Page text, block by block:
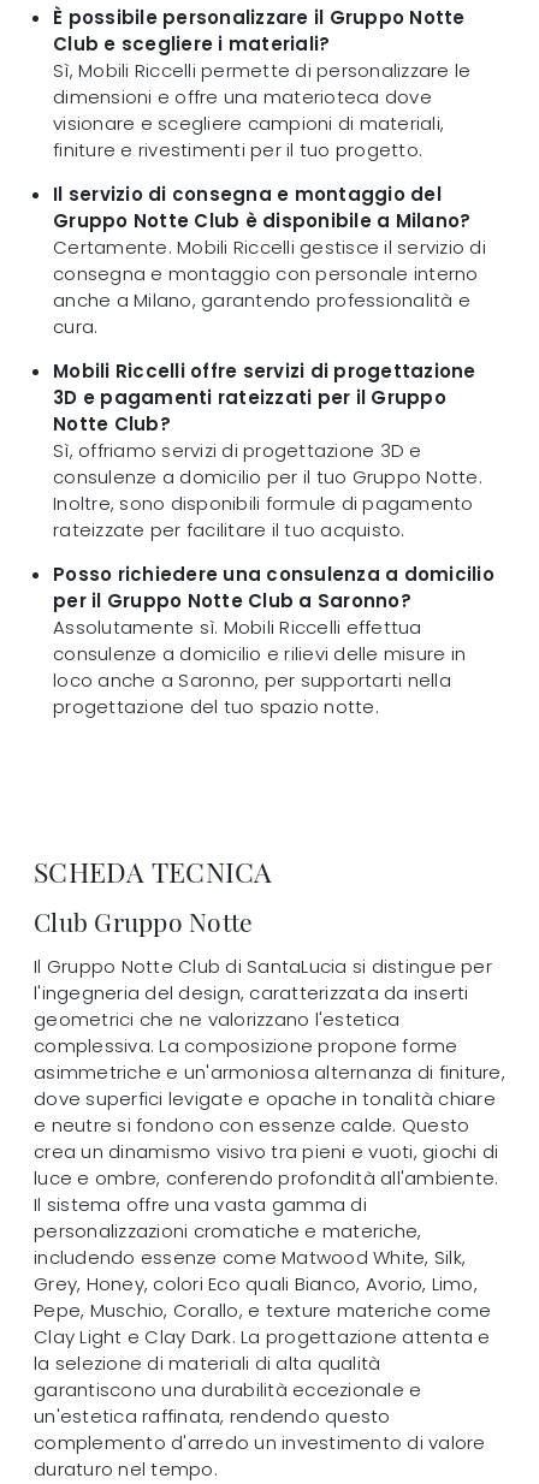
È possibile personalizzare il Gruppo Notte
Club e scegliere i materiali?
Sì, Mobili Riccelli permette di personalizzare le
dimensioni e offre una materioteca dove
visionare e scegliere campioni di materiali,
finiture e rivestimenti per il tuo progetto.
Il servizio di consegna e montaggio del
Gruppo Notte Club è disponibile a Milano?
Certamente. Mobili Riccelli gestisce il servizio di
consegna e montaggio con personale interno
anche a Milano, garantendo professionalità e
cura.
Mobili Riccelli offre servizi di progettazione
3D e pagamenti rateizzati per il Gruppo
Notte Club?
Sì, offriamo servizi di progettazione 3D e
consulenze a domicilio per il tuo Gruppo Notte.
Inoltre, sono disponibili formule di pagamento
rateizzate per facilitare il tuo acquisto.
Posso richiedere una consulenza a domicilio
per il Gruppo Notte Club a Saronno?
Assolutamente sì. Mobili Riccelli effettua
consulenze a domicilio e rilievi delle misure in
loco anche a Saronno, per supportarti nella
progettazione del tuo spazio notte.
SCHEDA TECNICA
Club Gruppo Notte
Il Gruppo Notte Club di SantaLucia si distingue per
l'ingegneria del design, caratterizzata da inserti
geometrici che ne valorizzano l'estetica
complessiva. La composizione propone forme
asimmetriche e un'armoniosa alternanza di finiture,
dove superfici levigate e opache in tonalità chiare
e neutre si fondono con essenze calde. Questo
crea un dinamismo visivo tra pieni e vuoti, giochi di
luce e ombre, conferendo profondità all'ambiente.
Il sistema offre una vasta gamma di
personalizzazioni cromatiche e materiche,
includendo essenze come Matwood White, Silk,
Grey, Honey, colori Eco quali Bianco, Avorio, Limo,
Pepe, Muschio, Corallo, e texture materiche come
Clay Light e Clay Dark. La progettazione attenta e
la selezione di materiali di alta qualità
garantiscono una durabilità eccezionale e
un'estetica raffinata, rendendo questo
complemento d'arredo un investimento di valore
duraturo nel tempo.